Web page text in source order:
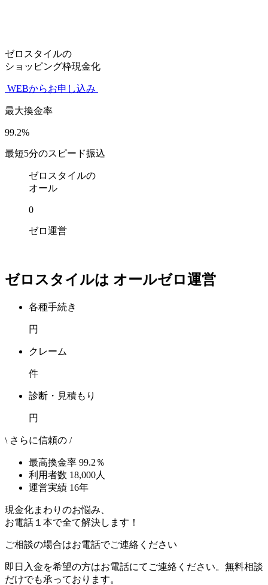
ゼロスタイルの
ショッピング枠現金化
WEBからお申し込み
最大換金率
99.2%
最短5分のスピード振込
ゼロスタイルの
オール
0
ゼロ運営
ゼロスタイルは オールゼロ運営
各種手続き
円
クレーム
件
診断・見積もり
円
\ さらに信頼の /
最高換金率 99.2 ％
利用者数 18,000人
運営実績 16年
現金化まわりのお悩み、
お電話１本で全て解決します！
ご相談の場合はお電話でご連絡ください
即日入金を希望の方はお電話にてご連絡ください。無料相談
だけでも承っております。